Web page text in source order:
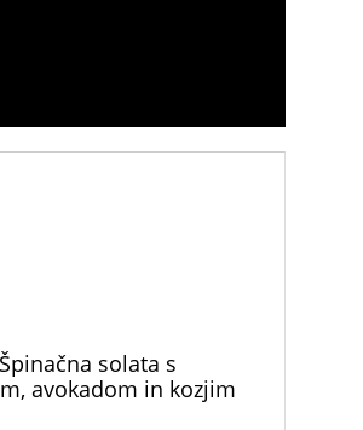
Špinačna solata s
avokadom in kozjim